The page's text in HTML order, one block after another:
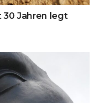
30 Jahren legt